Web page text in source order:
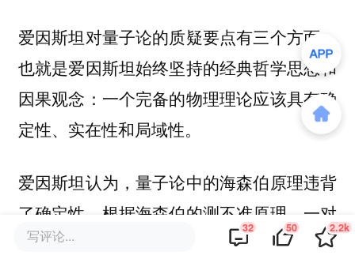
爱因斯坦对量子论的质疑要点有三个方面，
也就是爱因斯坦始终坚持的经典哲学思想和
因果观念：一个完备的物理理论应该具有确
定性、实在性和局域性。
爱因斯坦认为，量子论中的海森伯原理违背
了确定性。根据海森伯的测不准原理，一对
共轭变量(比如：动量和位置，能量和时间)
写评论... 32 50 2.2k